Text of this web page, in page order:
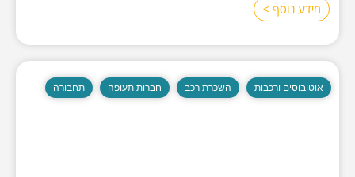
מידע נוסף >
אוטובוסים ורכבות השכרת רכב חברות תעופה תחבורה